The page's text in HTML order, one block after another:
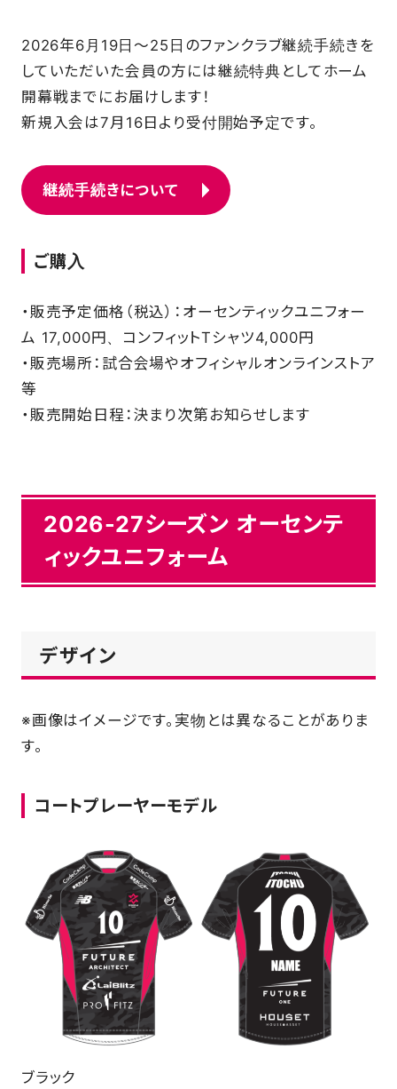
2026年6月19日～25日のファンクラブ継続手続きを
していただいた会員の方には継続特典としてホーム
開幕戦までにお届けします！
新規入会は7月16日より受付開始予定です。
継続手続きについて
ご購入
・販売予定価格（税込）：オーセンティックユニフォー
ム 17,000円、コンフィットTシャツ4,000円
・販売場所：試合会場やオフィシャルオンラインストア
等
・販売開始日程：決まり次第お知らせします
2026-27シーズン オーセンテ
ィックユニフォーム
デザイン
※画像はイメージです。実物とは異なることがありま
す。
コートプレーヤーモデル
ブラック